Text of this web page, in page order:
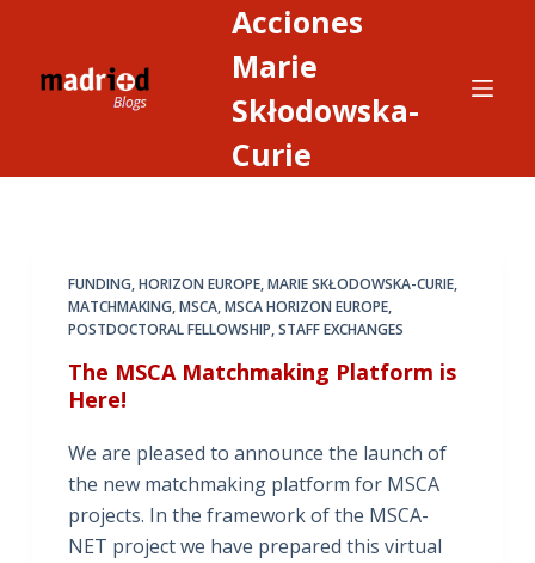
r
Acciones
Marie
Skłodowska-
Curie
FUNDING,HORIZON EUROPE,MARIE SKŁODOWSKA-CURIE,
MATCHMAKING,MSCA,MSCA HORIZON EUROPE,
POSTDOCTORAL FELLOWSHIP,STAFF EXCHANGES
The MSCA Matchmaking Platform is
Here!
We are pleased to announce the launch of
the new matchmaking platform for MSCA
projects. In the framework of the MSCA-
NET project we have prepared this virtual